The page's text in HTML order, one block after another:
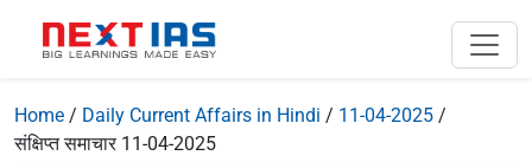
Home / Daily Current Affairs in Hindi / 11-04-2025 /
संक्षिप्त समाचार 11-04-2025